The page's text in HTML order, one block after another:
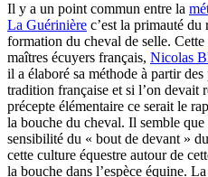
Il y a un point commun entre la
La Guérinière c’est la primauté
formation du cheval de selle. Cette
maîtres écuyers français, Nicolas
il a élaboré sa méthode à partir
tradition française et si l’on devait
précepte élémentaire ce serait le
la bouche du cheval. Il semble
sensibilité du « bout de devant »
cette culture équestre autour de
la bouche dans l’espèce équine.